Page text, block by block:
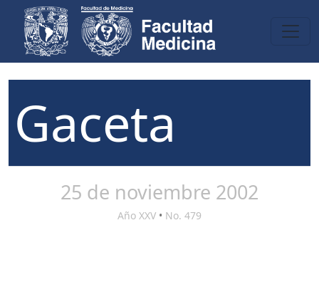
Gaceta
25 de noviembre 2002
Año XXV • No. 479